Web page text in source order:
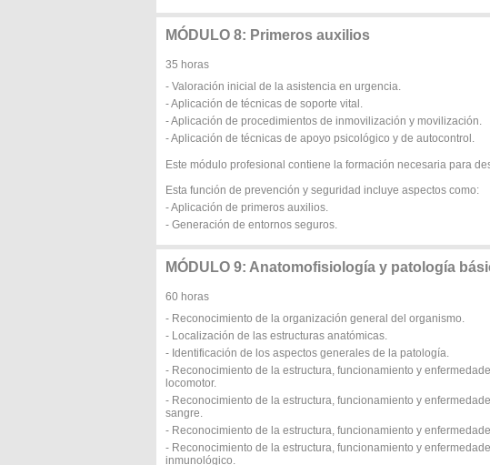
MÓDULO 8: Primeros auxilios
35 horas
- Valoración inicial de la asistencia en urgencia.
- Aplicación de técnicas de soporte vital.
- Aplicación de procedimientos de inmovilización y movilización.
- Aplicación de técnicas de apoyo psicológico y de autocontrol.
Este módulo profesional contiene la formación necesaria para
Esta función de prevención y seguridad incluye aspectos como:
- Aplicación de primeros auxilios.
- Generación de entornos seguros.
MÓDULO 9: Anatomofisiología y patología
60 horas
- Reconocimiento de la organización general del organismo.
- Localización de las estructuras anatómicas.
- Identificación de los aspectos generales de la patología.
- Reconocimiento de la estructura, funcionamiento y
locomotor.
- Reconocimiento de la estructura, funcionamiento y
sangre.
- Reconocimiento de la estructura, funcionamiento y
- Reconocimiento de la estructura, funcionamiento y
inmunológico.